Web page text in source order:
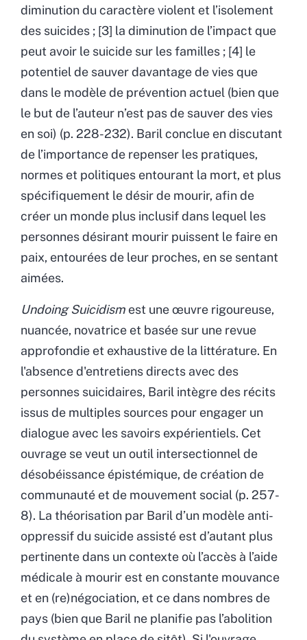
diminution du caractère violent et l’isolement
des suicides ; [3] la diminution de l’impact que
peut avoir le suicide sur les familles ; [4] le
potentiel de sauver davantage de vies que
dans le modèle de prévention actuel (bien que
le but de l’auteur n’est pas de sauver des vies
en soi) (p. 228-232). Baril conclue en discutant
de l’importance de repenser les pratiques,
normes et politiques entourant la mort, et plus
spécifiquement le désir de mourir, afin de
créer un monde plus inclusif dans lequel les
personnes désirant mourir puissent le faire en
paix, entourées de leur proches, en se sentant
aimées.
Undoing Suicidism est une œuvre rigoureuse,
nuancée, novatrice et basée sur une revue
approfondie et exhaustive de la littérature. En
l'absence d'entretiens directs avec des
personnes suicidaires, Baril intègre des récits
issus de multiples sources pour engager un
dialogue avec les savoirs expérientiels. Cet
ouvrage se veut un outil intersectionnel de
désobéissance épistémique, de création de
communauté et de mouvement social (p. 257-
8). La théorisation par Baril d’un modèle anti-
oppressif du suicide assisté est d’autant plus
pertinente dans un contexte où l’accès à l’aide
médicale à mourir est en constante mouvance
et en (re)négociation, et ce dans nombres de
pays (bien que Baril ne planifie pas l’abolition